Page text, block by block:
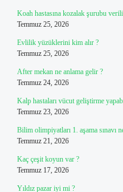
Koah hastasına kozalak şurubu
Temmuz 25, 2026
Evlilik yüzüklerini kim alır ?
Temmuz 25, 2026
After mekan ne anlama gelir ?
Temmuz 24, 2026
Kalp hastaları vücut geliştirme
Temmuz 23, 2026
Bilim olimpiyatları 1. aşama sınavı
Temmuz 21, 2026
Kaç çeşit koyun var ?
Temmuz 17, 2026
Yıldız pazar iyi mi ?